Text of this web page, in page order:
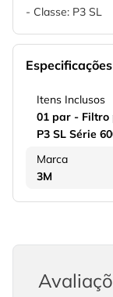
- Classe: P3 SL
Especificações
Itens Inclusos
01 par - Filtro
P3 SL Série
Marca
3M